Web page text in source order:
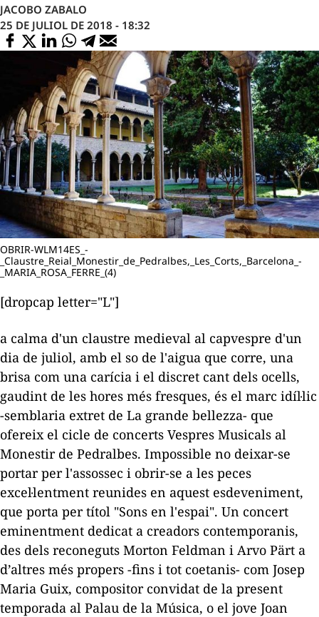
JACOBO ZABALO
25 DE JULIOL DE 2018 - 18:32
OBRIR-WLM14ES_-
_Claustre_Reial_Monestir_de_Pedralbes,_Les_Corts,_Barcelona_-
_MARIA_ROSA_FERRE_(4)
[dropcap letter="L"]
a calma d'un claustre medieval al capvespre d'un
dia de juliol, amb el so de l'aigua que corre, una
brisa com una carícia i el discret cant dels ocells,
gaudint de les hores més fresques, és el marc idíl·lic
-semblaria extret de La grande bellezza- que
ofereix el cicle de concerts Vespres Musicals al
Monestir de Pedralbes. Impossible no deixar-se
portar per l'assossec i obrir-se a les peces
excel·lentment reunides en aquest esdeveniment,
que porta per títol "Sons en l'espai". Un concert
eminentment dedicat a creadors contemporanis,
des dels reconeguts Morton Feldman i Arvo Pärt a
d’altres més propers -fins i tot coetanis- com Josep
Maria Guix, compositor convidat de la present
temporada al Palau de la Música, o el jove Joan